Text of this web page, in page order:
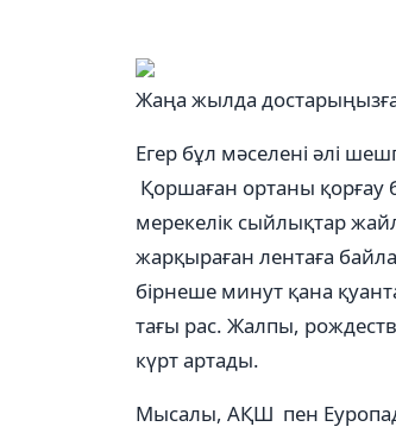
Жаңа жылда достарыңызға
Егер бұл мәселені әлі
Қоршаған ортаны
мерекелік сыйлықтар
жарқыраған лентаға
бірнеше минут қана
тағы рас. Жалпы,
күрт артады.
Мысалы, АҚШ пен